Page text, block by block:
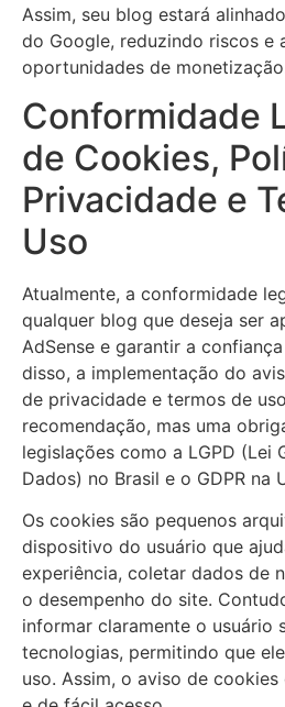
Assim, seu blog estará
do Google, reduzindo riscos e
oportunidades de
Conformidade
de Cookies,
Privacidade e
Uso
Atualmente, a conformidade
qualquer blog que deseja ser
AdSense e garantir a
disso, a implementação do
de privacidade e termos de
recomendação, mas uma
legislações como a LGPD (Lei
Dados) no Brasil e o GDPR na
Os cookies são pequenos
dispositivo do usuário que
experiência, coletar dados de
o desempenho do site.
informar claramente o usuário
tecnologias, permitindo que
uso. Assim, o aviso de